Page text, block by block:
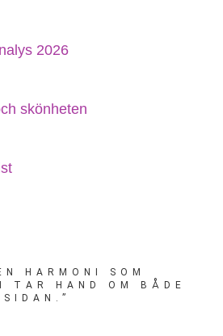
2026
skönheten
HARMONI SOM
TAR HAND OM BÅDE